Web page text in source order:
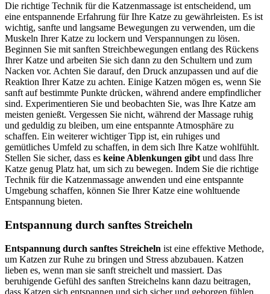
Die richtige Technik für die Katzenmassage ist entscheidend, um
eine entspannende Erfahrung für Ihre Katze zu gewährleisten. Es ist
wichtig, sanfte und langsame Bewegungen zu verwenden, um die
Muskeln Ihrer Katze zu lockern und Verspannungen zu lösen.
Beginnen Sie mit sanften Streichbewegungen entlang des Rückens
Ihrer Katze und arbeiten Sie sich dann zu den Schultern und zum
Nacken vor. Achten Sie darauf, den Druck anzupassen und auf die
Reaktion Ihrer Katze zu achten. Einige Katzen mögen es, wenn Sie
sanft auf bestimmte Punkte drücken, während andere empfindlicher
sind. Experimentieren Sie und beobachten Sie, was Ihre Katze am
meisten genießt. Vergessen Sie nicht, während der Massage ruhig
und geduldig zu bleiben, um eine entspannte Atmosphäre zu
schaffen. Ein weiterer wichtiger Tipp ist, ein ruhiges und
gemütliches Umfeld zu schaffen, in dem sich Ihre Katze wohlfühlt.
Stellen Sie sicher, dass es keine Ablenkungen gibt und dass Ihre
Katze genug Platz hat, um sich zu bewegen. Indem Sie die richtige
Technik für die Katzenmassage anwenden und eine entspannte
Umgebung schaffen, können Sie Ihrer Katze eine wohltuende
Entspannung bieten.
Entspannung durch sanftes Streicheln
Entspannung durch sanftes Streicheln ist eine effektive Methode,
um Katzen zur Ruhe zu bringen und Stress abzubauen. Katzen
lieben es, wenn man sie sanft streichelt und massiert. Das
beruhigende Gefühl des sanften Streichelns kann dazu beitragen,
dass Katzen sich entspannen und sich sicher und geborgen fühlen.